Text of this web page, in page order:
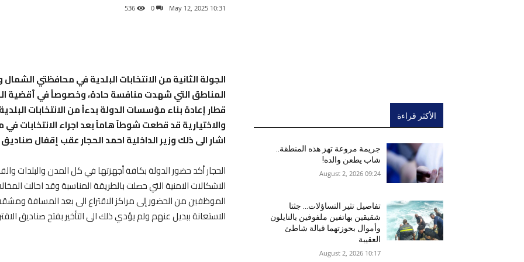
10:31 2025 ,May 12
0
536
الجولة الثانية من الانتخابات البلدية في محافظتي
المناطق التي شهدت منافسة حادة، وخصوصاً في أقضية
قطار إعادة بناء مؤسسات الدولة بدءاً من الانتخابات
والاختيارية قد قطعت شوطاً هاماً بعد اجراء الانتخابات
اشار الى ذلك وزير الداخلية احمد الحجار عقب إقفال صناديق
الحجار أكد حضور الدولة بكافة أجهزتها في كل المدن والبلدات
الاشكالات الامنية التي حصلت بالطريقة المناسبة وقد احالت
الموظفين من الحضور إلى مراكز الاقتراع الى بعد المسافة
الاستعانة ببديل عنهم ولم يؤدي ذلك الى التأخير بفتح صناديق
الأكثر قراءة
جريمة مروعة تهز هذه المنطقة..
شاب يطعن والده!
09:24 2026 ,August 2
تفاصيل تثير التساؤلات… جثتا
شقيقين بهاتفين ملفوفين بالنايلون
وأموال بحوزتهما قبالة شاطئ
العقيبة
10:17 2026 ,August 2